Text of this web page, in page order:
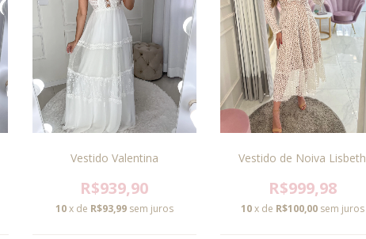
Vestido Valentina
R$939,90
10x de R$93,99 sem juros
Vestido de Noiva Lisbeth
R$999,98
10x de R$100,00 sem juros